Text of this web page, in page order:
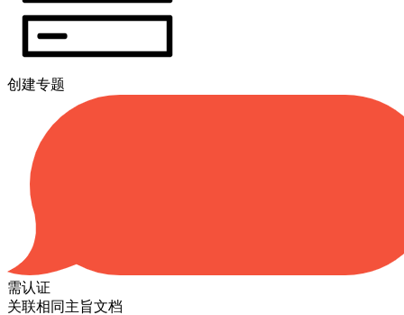
创建专题
需认证
关联相同主旨文档